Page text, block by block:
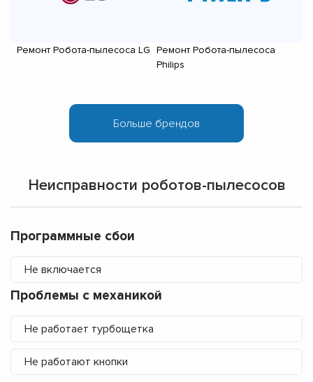
Ремонт Робота-пылесоса LG Ремонт Робота-пылесоса
Philips
Неисправности роботов-пылесосов
Программные сбои
Не включается
Проблемы с механикой
Не работает турбощетка
Не работают кнопки